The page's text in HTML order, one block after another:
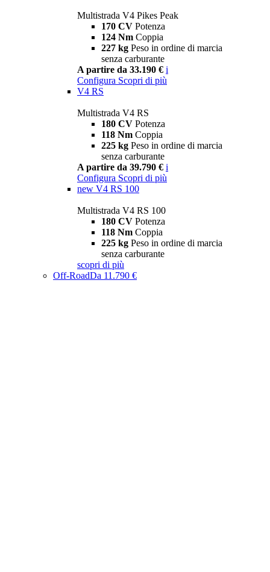
Multistrada V4 Pikes Peak
170 CV Potenza
124 Nm Coppia
227 kg Peso in ordine di marcia
senza carburante
A partire da 33.190 € i
Configura Scopri di più
V4 RS
Multistrada V4 RS
180 CV Potenza
118 Nm Coppia
225 kg Peso in ordine di marcia
senza carburante
A partire da 39.790 € i
Configura Scopri di più
new V4 RS 100
Multistrada V4 RS 100
180 CV Potenza
118 Nm Coppia
225 kg Peso in ordine di marcia
senza carburante
scopri di più
Off-RoadDa 11.790 €